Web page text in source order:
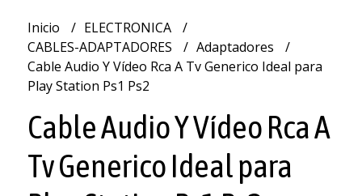
Inicio
ELECTRONICA
CABLES-ADAPTADORES
Adaptadores
Cable Audio Y Vídeo Rca A Tv Generico Ideal para
Play Station Ps1 Ps2
Cable Audio Y Vídeo Rca A
Tv Generico Ideal para